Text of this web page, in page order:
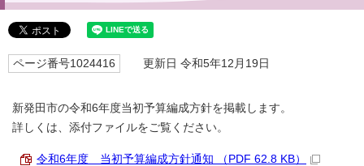
ページ番号1024416 更新日 令和5年12月19日
新発田市の令和6年度当初予算編成方針を掲載します。
詳しくは、添付ファイルをご覧ください。
令和6年度 当初予算編成方針通知 （PDF 62.8 KB）